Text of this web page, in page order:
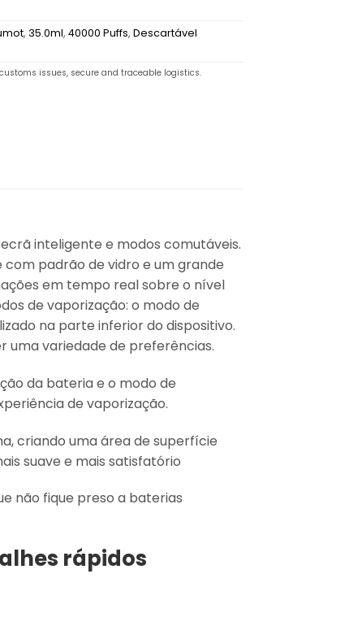
, 35.0ml, 40000 Puffs, Descartável
issues, secure and traceable logistics.
inteligente e modos comutáveis.
padrão de vidro e um grande
em tempo real sobre o nível
de vaporização: o modo de
na parte inferior do dispositivo.
uma variedade de preferências.
da bateria e o modo de
de vaporização.
criando uma área de superfície
suave e mais satisfatório
não fique preso a baterias
rápidos